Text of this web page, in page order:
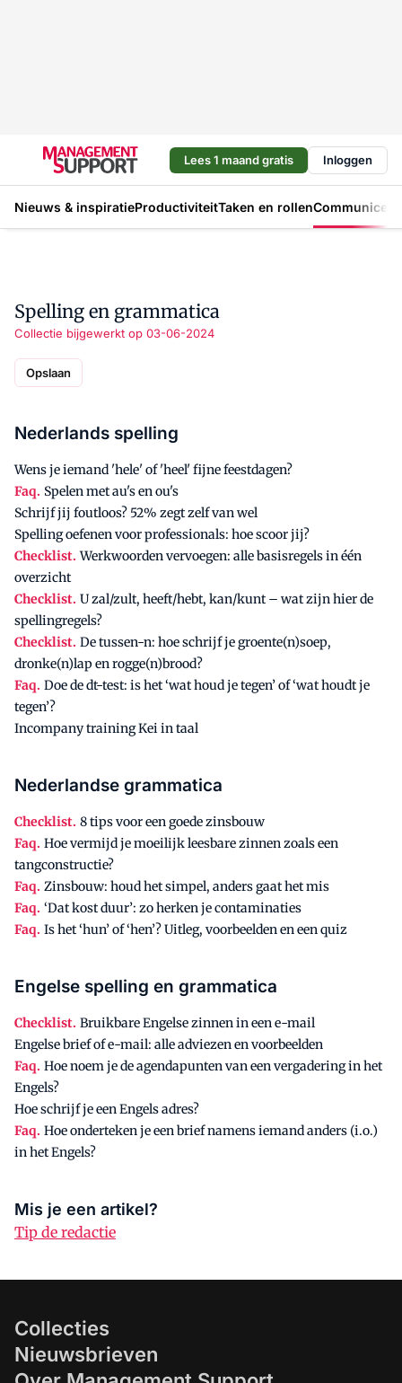
Lees 1 maand gratis Inloggen
Nieuws & inspiratieProductiviteitTaken en rollen
Spelling en grammatica
Collectie bijgewerkt op 03-06-2024
Opslaan
Nederlands spelling
Wens je iemand 'hele' of 'heel' fijne feestdagen?
Faq. Spelen met au's en ou's
Schrijf jij foutloos? 52% zegt zelf van wel
Spelling oefenen voor professionals: hoe scoor jij?
Checklist. Werkwoorden vervoegen: alle basisregels in één
overzicht
Checklist. U zal/zult, heeft/hebt, kan/kunt – wat zijn hier de
spellingregels?
Checklist. De tussen-n: hoe schrijf je groente(n)soep,
dronke(n)lap en rogge(n)brood?
Faq. Doe de dt-test: is het ‘wat houd je tegen’ of ‘wat houdt je
tegen’?
Incompany training Kei in taal
Nederlandse grammatica
Checklist. 8 tips voor een goede zinsbouw
Faq. Hoe vermijd je moeilijk leesbare zinnen zoals een
tangconstructie?
Faq. Zinsbouw: houd het simpel, anders gaat het mis
Faq. ‘Dat kost duur’: zo herken je contaminaties
Faq. Is het ‘hun’ of ‘hen’? Uitleg, voorbeelden en een quiz
Engelse spelling en grammatica
Checklist. Bruikbare Engelse zinnen in een e-mail
Engelse brief of e-mail: alle adviezen en voorbeelden
Faq. Hoe noem je de agendapunten van een vergadering in het
Engels?
Hoe schrijf je een Engels adres?
Faq. Hoe onderteken je een brief namens iemand anders (i.o.)
in het Engels?
Mis je een artikel?
Tip de redactie
Collecties
Nieuwsbrieven